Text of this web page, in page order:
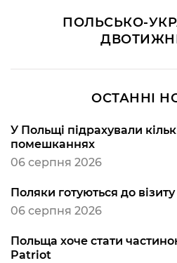
ПОЛЬСЬКО-
ОСТАННІ
У Польщі підрахували
помешканнях
06 серпня 2026
Поляки готуються до
06 серпня 2026
Польща хоче стати
Patriot